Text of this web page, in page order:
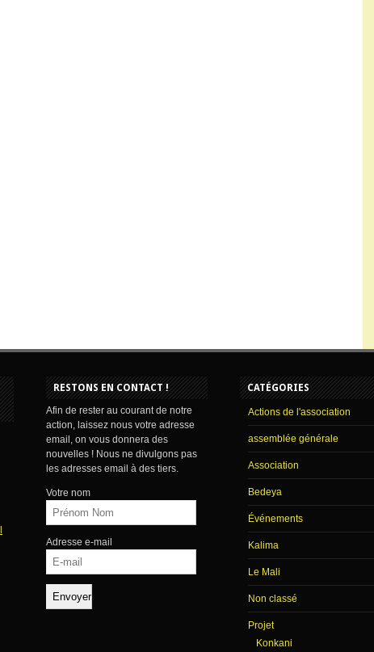
RESTONS EN CONTACT !
Afin de rester au courant de notre
action, laissez nous votre adresse
email, on vous donnera des
nouvelles ! Nous ne divulgons pas
les adresses email à des tiers.
Votre nom
Adresse e-mail
CATÉGORIES
Actions de l'association
assemblée générale
Association
Bedeya
Événements
Kalima
Le Mali
Non classé
Projet
Konkani